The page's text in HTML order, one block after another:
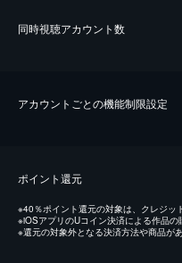
同時視聴アカウント数
アカウントごとの機能制限設定
ポイント還元
※40％ポイント還元の対象は、クレジッ
※iOSアプリのUコイン決済による作品の
※還元の対象外となる決済方法や商品が